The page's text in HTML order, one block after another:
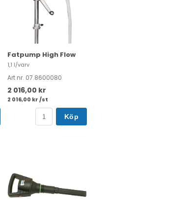
Fatpump High Flow
1,1 l/varv
Art nr. 07.8600080
2 016,00 kr
2 016,00 kr /st
Köp